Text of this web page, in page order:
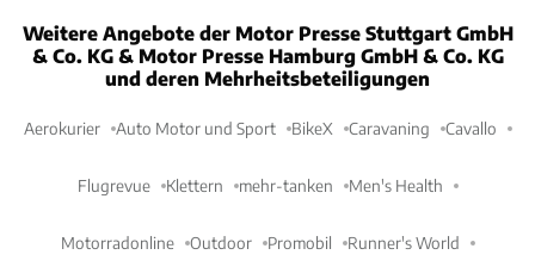
Weitere Angebote der Motor Presse Stuttgart GmbH
& Co. KG & Motor Presse Hamburg GmbH & Co. KG
und deren Mehrheitsbeteiligungen
Aerokurier Auto Motor und Sport BikeX Caravaning Cavallo
Flugrevue Klettern mehr-tanken Men's Health
Motorradonline Outdoor Promobil Runner's World